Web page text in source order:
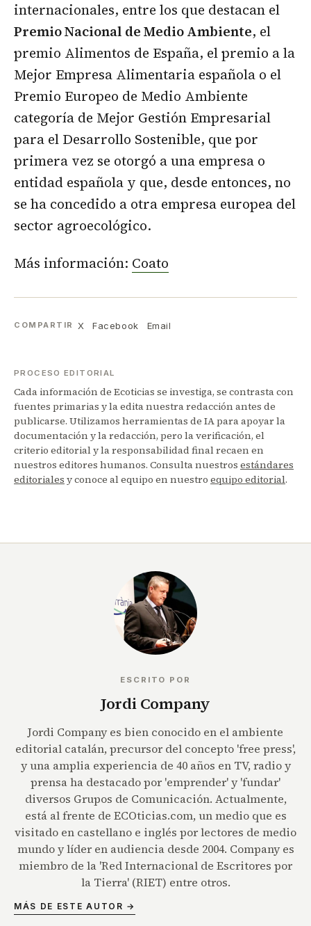
internacionales, entre los que destacan el
Premio Nacional de Medio Ambiente, el
premio Alimentos de España, el premio a la
Mejor Empresa Alimentaria española o el
Premio Europeo de Medio Ambiente
categoría de Mejor Gestión Empresarial
para el Desarrollo Sostenible, que por
primera vez se otorgó a una empresa o
entidad española y que, desde entonces, no
se ha concedido a otra empresa europea del
sector agroecológico.
Más información: Coato
COMPARTIR X Facebook Email
PROCESO EDITORIAL
Cada información de Ecoticias se investiga, se contrasta con
fuentes primarias y la edita nuestra redacción antes de
publicarse. Utilizamos herramientas de IA para apoyar la
documentación y la redacción, pero la verificación, el
criterio editorial y la responsabilidad final recaen en
nuestros editores humanos. Consulta nuestros estándares
editoriales y conoce al equipo en nuestro equipo editorial.
ESCRITO POR
Jordi Company
Jordi Company es bien conocido en el ambiente
editorial catalán, precursor del concepto 'free press',
y una amplia experiencia de 40 años en TV, radio y
prensa ha destacado por 'emprender' y 'fundar'
diversos Grupos de Comunicación. Actualmente,
está al frente de ECOticias.com, un medio que es
visitado en castellano e inglés por lectores de medio
mundo y líder en audiencia desde 2004. Company es
miembro de la 'Red Internacional de Escritores por
la Tierra' (RIET) entre otros.
MÁS DE ESTE AUTOR →